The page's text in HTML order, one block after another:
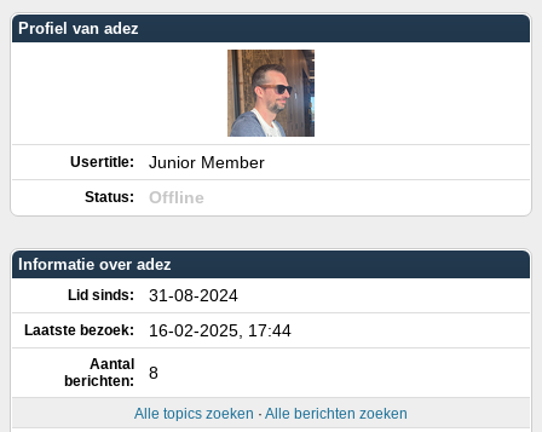
Profiel van adez
Usertitle: Junior Member
Status: Offline
Informatie over adez
Lid sinds: 31-08-2024
Laatste bezoek: 16-02-2025, 17:44
Aantal
berichten:
8
Alle topics zoeken · Alle berichten zoeken